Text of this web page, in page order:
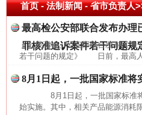
首页- 法制新闻 -省市负责人
最高检公安部联合发布办理
罪核准追诉案件若干问题规
最高检、公安部联合发布《关
若干问题的规定》 日前，最高人
8月1日起，一批国家标准将
8月1日起，一批国家标准
始实施。其中，相关产品能源消耗